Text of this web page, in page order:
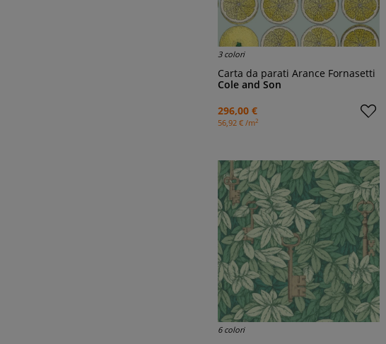
3 colori
Carta da parati Arance Fornasetti
Cole and Son
296,00 €
56,92 € /m2
6 colori